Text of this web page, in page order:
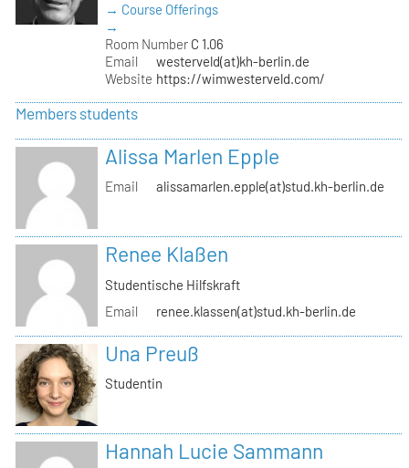
→ Course Offerings
→
Room Number C 1.06
Email
westerveld(at)kh-berlin.de
Website https://wimwesterveld.com/
Members students
Alissa Marlen Epple
Email alissamarlen.epple(at)stud.kh-berlin.de
Renee Klaßen
Studentische Hilfskraft
Email
renee.klassen(at)stud.kh-berlin.de
Una Preuß
Studentin
Hannah Lucie Sammann